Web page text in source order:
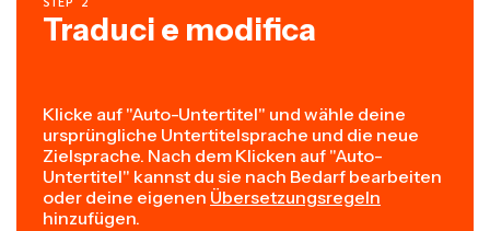
Traduci e modifica
Klicke auf "Auto-Untertitel" und wähle deine
ursprüngliche Untertitelsprache und die neue
Zielsprache. Nach dem Klicken auf "Auto-
Untertitel" kannst du sie nach Bedarf bearbeiten
oder deine eigenen Übersetzungsregeln
hinzufügen.